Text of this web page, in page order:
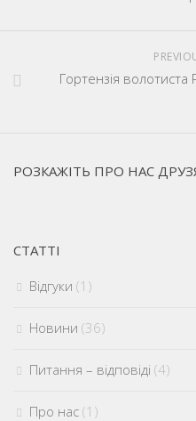
Гopтензія
РОЗКАЖІТЬ ПРО НАС
СТАТТІ
Відгуки (1)
Новини (36)
Питання – відповіді (4)
Про нас (1)